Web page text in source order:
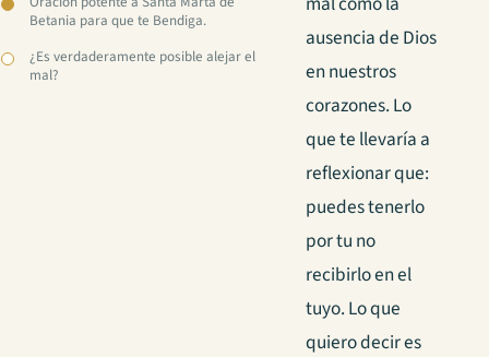
Betania para que te Bendiga.
¿Es verdaderamente posible alejar el
mal?
ausencia de Dios
en nuestros
corazones. Lo
que te llevaría a
reflexionar que:
puedes tenerlo
por tu no
recibirlo en el
tuyo. Lo que
quiero decir es